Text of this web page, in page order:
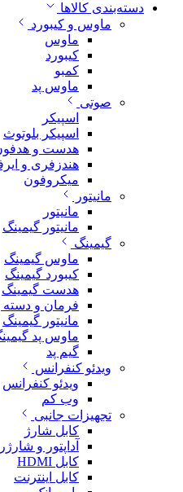
دسته‌بندی کالاها
ماوس و کیبورد
ماوس
کیبورد
کمبو
ماوس پد
صوتی
اسپیکر
اسپیکر بلوتوث
هدست و
هندزفری و
میکروفون
مانیتور
مانیتور
مانیتور گیمینگ
گیمینگ
ماوس گیمینگ
کیبورد گیمینگ
هدست گیمینگ
فرمان و دسته
مانیتور گیمینگ
ماوس پد
گیم پد
ویدئو کنفرانس
ویدئو کنفرانس
وب کم
تجهیزات جانبی
کابل شارژ
آداپتور و شارژر
کابل HDMI
کابل اینترنت